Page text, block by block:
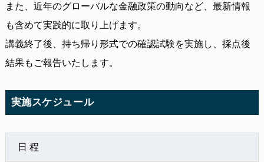
また、近年のグローバルな金融政策の動向など、最新情報
も含めて実践的に取り上げます。
講義終了後、持ち帰り形式での確認試験を実施し、採点後
結果もご報告いたします。
実施スケジュール
日 程